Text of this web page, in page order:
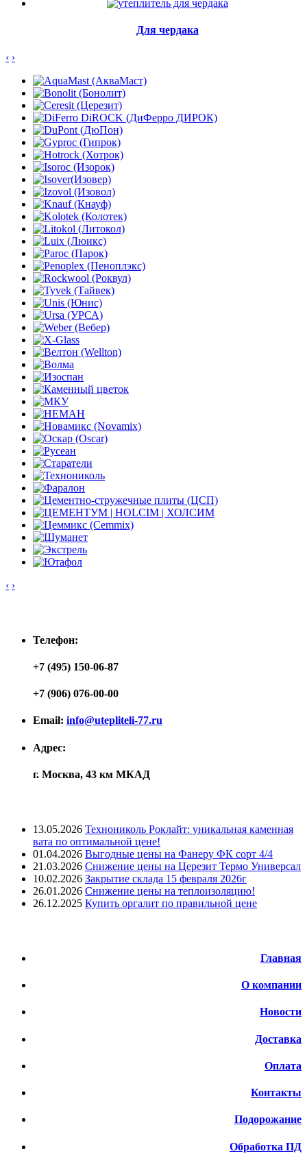
Для чердака
‹ ›
‹ ›
Телефон:
+7 (495) 150-06-87
+7 (906) 076-00-00
Email: info@utepliteli-77.ru
Адрес:
г. Москва, 43 км МКАД
13.05.2026 Технониколь Роклайт: уникальная каменная
вата по оптимальной цене!
01.04.2026 Выгодные цены на Фанеру ФК сорт 4/4
21.03.2026 Снижение цены на Церезит Термо Универсал
10.02.2026 Закрытие склада 15 февраля 2026г
26.01.2026 Снижение цены на теплоизоляцию!
26.12.2025 Купить оргалит по правильной цене
Главная
О компании
Новости
Доставка
Оплата
Контакты
Подорожание
Обработка ПД